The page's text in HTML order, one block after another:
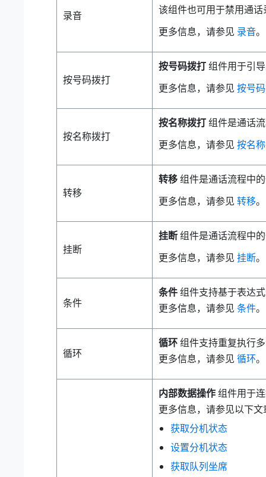
录音
该组件也可用于禁用通
更多信息，请参见 录音。
按号码拨打
按号码拨打组件用于引
更多信息，请参见 按号
按名称拨打
按名称拨打组件是通话
更多信息，请参见 按名
转移
转移组件是通话流程中
更多信息，请参见 转移。
挂断
挂断组件是通话流程中
更多信息，请参见 挂断。
条件
条件组件支持基于表达
更多信息，请参见 条件。
循环
循环组件支持重复执行
更多信息，请参见 循环。
内部数据操作组件用于
更多信息，请参见以下文
获取分机状态
设置分机状态
获取队列坐席